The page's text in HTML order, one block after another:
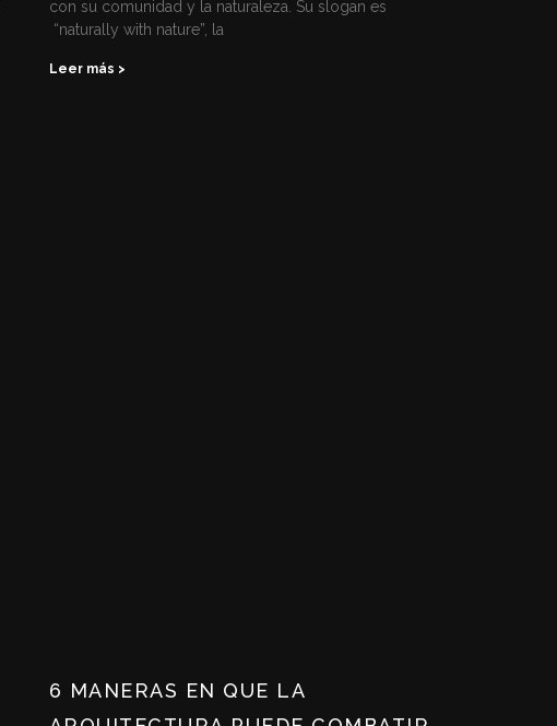
con su comunidad y la naturaleza. Su slogan es
“naturally with nature”, la
Leer más >
6 MANERAS EN QUE LA